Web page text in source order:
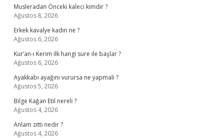
Musleradan Önceki kaleci kimdir ?
Ağustos 8, 2026
Erkek kavalye kadın ne ?
Ağustos 6, 2026
Kur’an-ı Kerim ilk hangi sure ile başlar ?
Ağustos 6, 2026
Ayakkabı ayağını vurursa ne yapmalı ?
Ağustos 5, 2026
Bilge Kağan Etil nereli ?
Ağustos 4, 2026
Anlam zıttı nedir ?
Ağustos 4, 2026